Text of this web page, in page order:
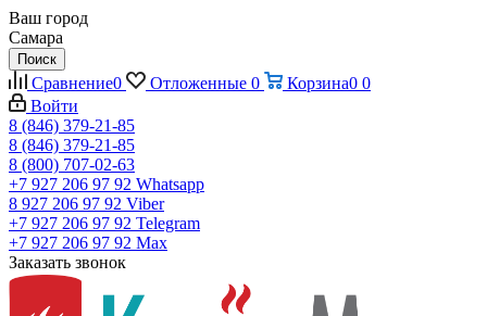
Ваш город
Самара
Поиск
Сравнение0 Отложенные 0 Корзина0 0
Войти
8 (846) 379-21-85
8 (846) 379-21-85
8 (800) 707-02-63
+7 927 206 97 92 Whatsapp
8 927 206 97 92 Viber
+7 927 206 97 92 Telegram
+7 927 206 97 92 Max
Заказать звонок